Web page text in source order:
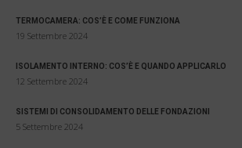
TERMOCAMERA: COS’È E COME FUNZIONA
19 Settembre 2024
ISOLAMENTO INTERNO: COS’È E QUANDO APPLICARLO
12 Settembre 2024
SISTEMI DI CONSOLIDAMENTO DELLE FONDAZIONI
5 Settembre 2024